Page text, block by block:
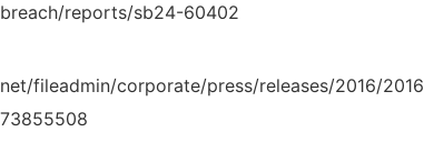
reports/sb24-60402
fileadmin/corporate/press/releases/2016/2016